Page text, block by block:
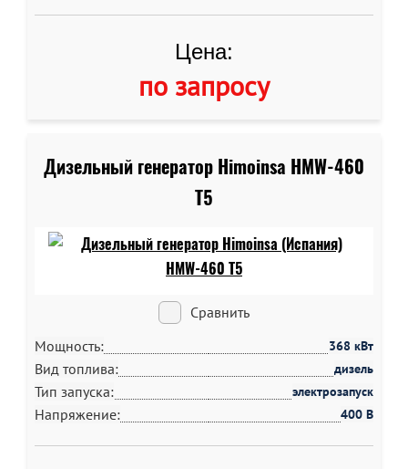
Цена:
по запросу
Дизельный генератор Himoinsa HMW-460
T5
Сравнить
Мощность:
368 кВт
Вид топлива: дизель
Тип запуска: электрозапуск
Напряжение: 400 В